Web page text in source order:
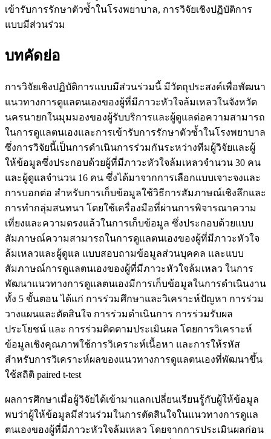
เข้ารับการรักษาตัวซ้ำในโรงพยาบาล, การวิจัยเชิงปฏิบัติการ
แบบมีส่วนร่วม
บทคัดย่อ
การวิจัยเชิงปฏิบัติการแบบมีส่วนร่วมนี้ มีวัตถุประสงค์เพื่อพัฒนา
แนวทางการดูแลตนเองของผู้ที่มีภาวะหัวใจล้มเหลวในจังหวัด
นครนายกในมุมมองของผู้รับบริการและผู้ดูแลต่อความสามารถ
ในการดูแลตนเองและการเข้ารับการรักษาตัวซ้ำในโรงพยาบาล
ซึ่งการวิจัยนี้เป็นการดำเนินการร่วมกันระหว่างทีมผู้วิจัยและผู้
ให้ข้อมูลซึ่งประกอบด้วยผู้ที่มีภาวะหัวใจล้มเหลวจำนวน 30 คน
และผู้ดูแลจำนวน 16 คน ซึ่งได้มาจากการเลือกแบบเจาะจงและ
การบอกต่อ สำหรับการเก็บข้อมูลใช้วิธีการสัมภาษณ์เชิงลึกและ
การทำกลุ่มสนทนา โดยใช้เครื่องมือที่ผ่านการพิจารณาความ
เที่ยงและความตรงแล้วในการเก็บข้อมูล ซึ่งประกอบด้วยแบบ
สัมภาษณ์ความสามารถในการดูแลตนเองของผู้ที่มีภาวะหัวใจ
ล้มเหลวและผู้ดูแล แบบสอบถามข้อมูลส่วนบุคคล และแบบ
สัมภาษณ์การดูแลตนเองของผู้ที่มีภาวะหัวใจล้มเหลว ในการ
พัฒนาแนวทางการดูแลตนเองมีการเก็บข้อมูลในการดำเนินงาน
ทั้ง 5 ขั้นตอน ได้แก่ การร่วมศึกษาและวิเคราะห์ปัญหา การร่วม
วางแผนและตัดสินใจ การร่วมดําเนินการ การร่วมรับผล
ประโยชน์ และ การร่วมติดตามประเมินผล โดยการวิเคราะห์
ข้อมูลเชิงคุณภาพใช้การวิเคราะห์เนื้อหา และการให้รหัส
สำหรับการวิเคราะห์ผลของแนวทางการดูแลตนเองที่พัฒนาขึ้น
ใช้สถิติ paired t-test
ผลการศึกษาเมื่อผู้วิจัยได้เข้ามาแลกเปลี่ยนเรียนรู้กับผู้ให้ข้อมูล
พบว่าผู้ให้ข้อมูลมีส่วนร่วมในการตัดสินใจในแนวทางการดูแล
ตนเองของผู้ที่มีภาวะหัวใจล้มเหลว โดยจากการประเมินผลก่อน